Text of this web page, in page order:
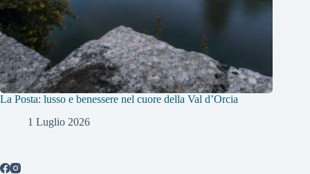
La Posta: lusso e benessere nel cuore della Val d’Orcia
1 Luglio 2026